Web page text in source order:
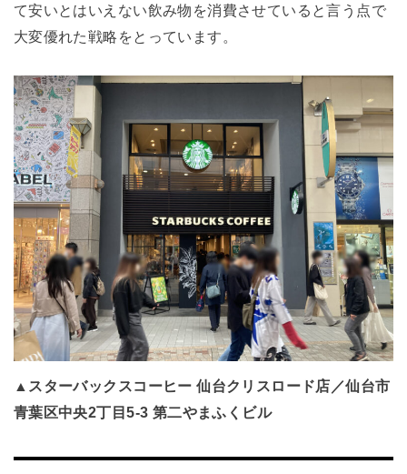
て安いとはいえない飲み物を消費させていると言う点で
大変優れた戦略をとっています。
▲スターバックスコーヒー 仙台クリスロード店／仙台市
青葉区中央2丁目5-3 第二やまふくビル